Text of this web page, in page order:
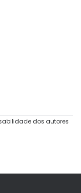
dos autores